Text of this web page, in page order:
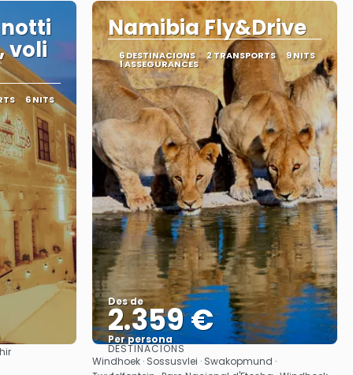
voli
6 NITS
Namibia Fly&Drive
6 DESTINACIONS 2 TRANSPORTS 9 NITS
1 ASSEGURANCES
Des de
2.359 €
Per persona
Veure
DESTINACIONS
Windhoek · Sossusvlei · Swakopmund ·